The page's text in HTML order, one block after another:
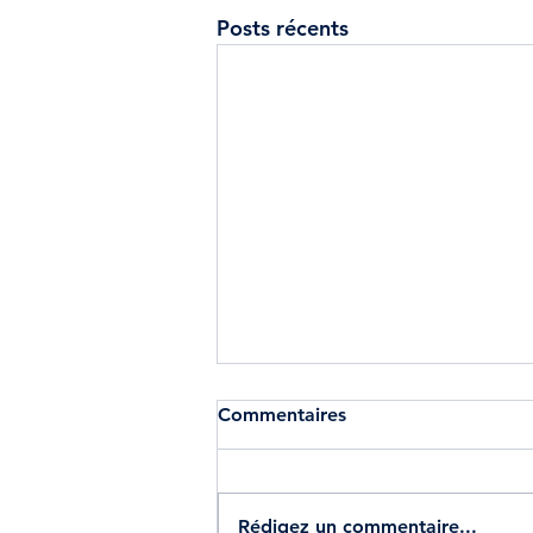
Posts récents
Commentaires
Rédigez un commentaire...